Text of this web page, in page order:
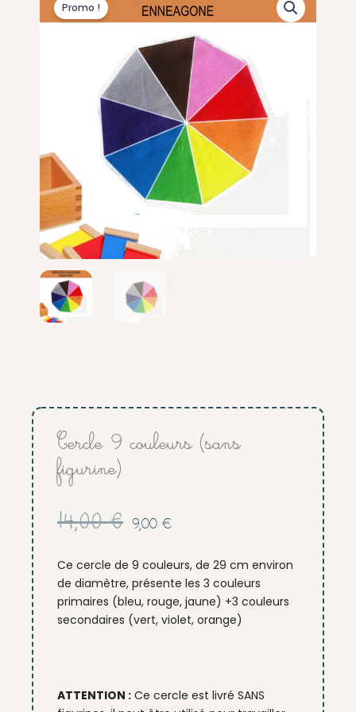
Cercle 9 couleurs (sans
figurine)
14,00€ Le
prix
initial
était :
14,00 €.
9,00 €
actuel
est :
9,00 €.
Ce cercle de 9 couleurs, de 29 cm environ
de diamètre, présente les 3 couleurs
primaires (bleu, rouge, jaune) +3 couleurs
secondaires (vert, violet, orange)
ATTENTION : Ce cercle est livré SANS
Promo !